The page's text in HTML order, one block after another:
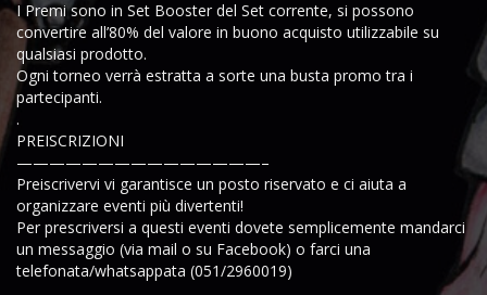
I Premi sono in Set Booster del Set corrente, si possono
convertire all’80% del valore in buono acquisto utilizzabile su
qualsiasi prodotto.
Ogni torneo verrà estratta a sorte una busta promo tra i
partecipanti.
.
PREISCRIZIONI
———————————————–
Preiscrivervi vi garantisce un posto riservato e ci aiuta a
organizzare eventi più divertenti!
Per prescriversi a questi eventi dovete semplicemente mandarci
un messaggio (via mail o su Facebook) o farci una
telefonata/whatsappata (051/2960019)